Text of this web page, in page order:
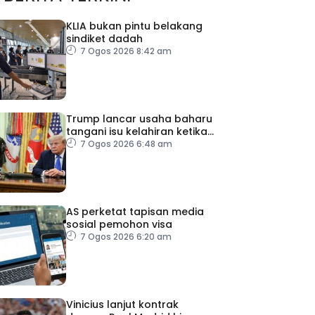
KLIA bukan pintu belakang
sindiket dadah
7 Ogos 2026 8:42 am
Trump lancar usaha baharu
tangani isu kelahiran ketika
melancong
7 Ogos 2026 6:48 am
AS perketat tapisan media
sosial pemohon visa
7 Ogos 2026 6:20 am
Vinicius lanjut kontrak